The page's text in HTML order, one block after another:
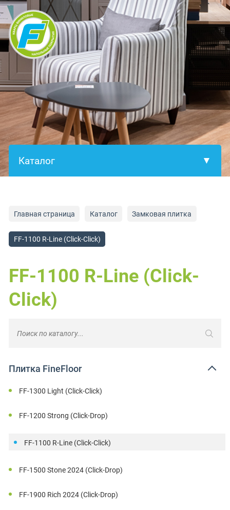
Главная страница Каталог Замковая плитка
FF-1100 R-Line (Click-Click)
FF-1100 R-Line (Click-
Click)
Плитка FineFloor
FF-1300 Light (Click-Click)
FF-1200 Strong (Click-Drop)
FF-1100 R-Line (Click-Click)
FF-1500 Stone 2024 (Click-Drop)
FF-1900 Rich 2024 (Click-Drop)
×